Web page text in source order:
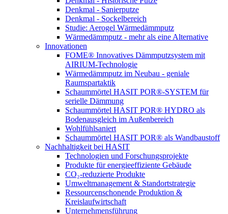
Denkmal - Sanierputze
Denkmal - Sockelbereich
Studie: Aerogel Wärmedämmputz
Wärmedämmputz - mehr als eine Alternative
Innovationen
FOME® Innovatives Dämmputzsystem mit
AIRIUM-Technologie
Wärmedämmputz im Neubau - geniale
Raumspartaktik
Schaummörtel HASIT POR®-SYSTEM für
serielle Dämmung
Schaummörtel HASIT POR® HYDRO als
Bodenausgleich im Außenbereich
Wohlfühlsaniert
Schaummörtel HASIT POR® als Wandbaustoff
Nachhaltigkeit bei HASIT
Technologien und Forschungsprojekte
Produkte für energieeffiziente Gebäude
CO₂-reduzierte Produkte
Umweltmanagement & Standortstrategie
Ressourcenschonende Produktion &
Kreislaufwirtschaft
Unternehmensführung